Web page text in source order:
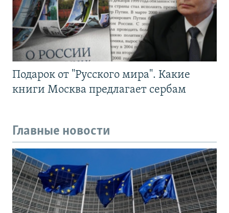
Подарок от "Русского мира". Какие
книги Москва предлагает сербам
Главные новости